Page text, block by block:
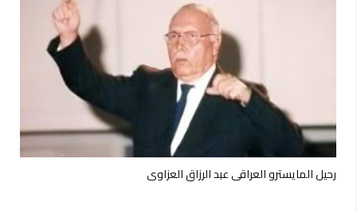
رحيل المايسترو العراقي عبد الرزاق العزاوي